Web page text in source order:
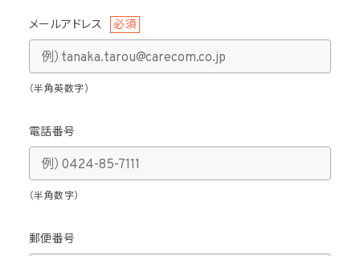
メールアドレス 必須
（半角英数字）
電話番号
（半角数字）
郵便番号